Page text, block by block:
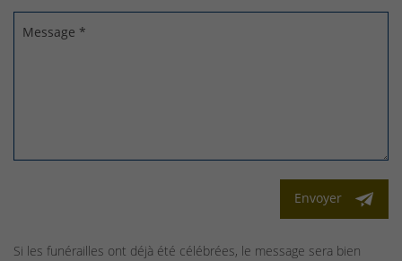
Message *
Envoyer
Si les funérailles ont déjà été célébrées, le message sera bien